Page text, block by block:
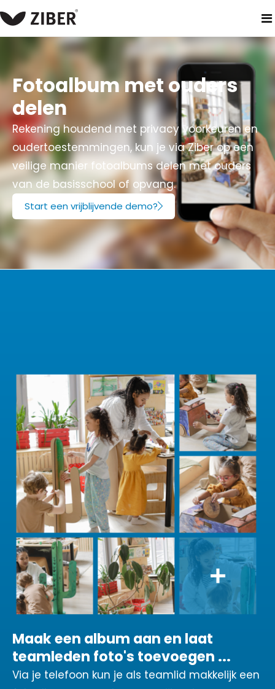
home producten ouderapp fotoalbum
Fotoalbum met ouders
delen
Rekening houdend met privacy voorkeuren en
oudertoestemmingen, kun je via Ziber op een
veilige manier fotoalbums delen met ouders
van de basisschool of opvang.
Start een vrijblijvende demo?
Maak een album aan en laat
teamleden foto's toevoegen ...
Via je telefoon kun je als teamlid makkelijk een